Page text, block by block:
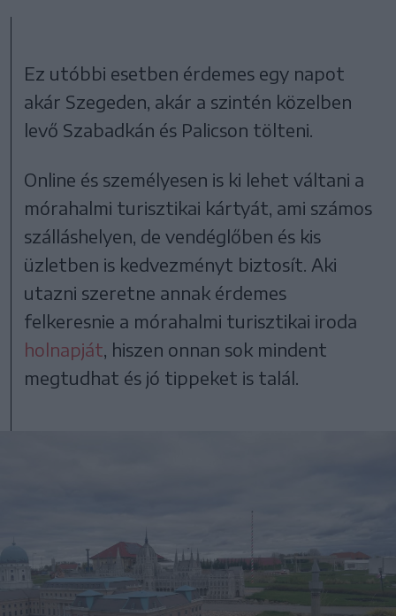
Ez utóbbi esetben érdemes egy napot
akár Szegeden, akár a szintén közelben
levő Szabadkán és Palicson tölteni.
Online és személyesen is ki lehet váltani a
mórahalmi turisztikai kártyát, ami számos
szálláshelyen, de vendéglőben és kis
üzletben is kedvezményt biztosít. Aki
utazni szeretne annak érdemes
felkeresnie a mórahalmi turisztikai iroda
holnapját , hiszen onnan sok mindent
megtudhat és jó tippeket is talál.